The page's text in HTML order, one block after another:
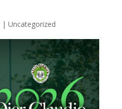
| Uncategorized